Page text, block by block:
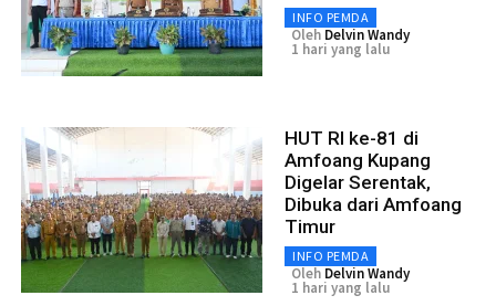
INFO PEMDA
Oleh Delvin Wandy
1 hari yang lalu
HUT RI ke-81 di
Amfoang Kupang
Digelar Serentak,
Dibuka dari Amfoang
Timur
INFO PEMDA
Oleh Delvin Wandy
1 hari yang lalu